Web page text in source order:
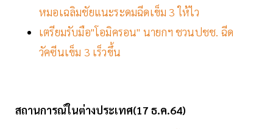
หมอเฉลิมชัยแนะระดมฉีดเข็ม 3 ให้ไว
เตรียมรับมือ"โอมิครอน" นายกฯ ชวนปชช. ฉีด
วัคซีนเข็ม 3 เร็วขึ้น
สถานการณ์ในต่างประเทศ(17 ธ.ค.64)